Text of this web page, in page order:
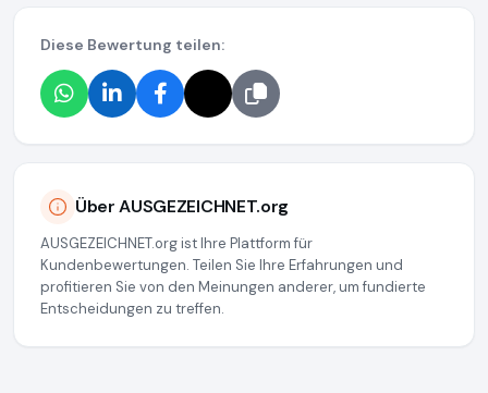
Diese Bewertung teilen:
Über AUSGEZEICHNET.org
AUSGEZEICHNET.org ist Ihre Plattform für
Kundenbewertungen. Teilen Sie Ihre Erfahrungen und
profitieren Sie von den Meinungen anderer, um fundierte
Entscheidungen zu treffen.